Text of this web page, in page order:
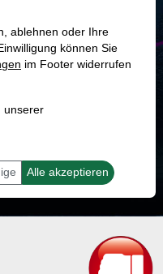
447,59 Mio. USD
sein.
ablehnen oder Ihre
können Sie
im Footer widerrufen
unserer
Alle akzeptieren